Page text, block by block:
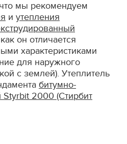
мы рекомендуем
и утепления
он отличается
характеристиками
для наружного
с землей). Утеплитель
битумно-
Styrbit 2000 (Стирбит